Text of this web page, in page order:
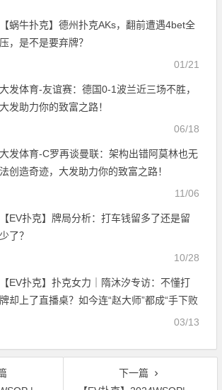
【蜗牛扑克】德州扑克AKs，翻前遭遇4bet全
压，是不是要弃牌？
01/21
大发体育-友谊赛：德国0-1波兰近三场不胜，
大发助力你的致富之路！
06/18
大发体育-C罗再谈曼联：架构出错阿莫林也无
法创造奇迹，大发助力你的致富之路！
11/06
【EV扑克】牌局分析：打车钱留多了还是留
少了？
10/28
【EV扑克】扑克女力｜隋沐汐专访：不懂打
牌却上了直播桌？如今连“赵大师”都成“手下败
03/13
下一篇